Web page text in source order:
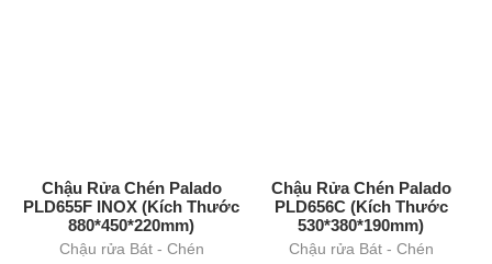
Chậu Rửa Chén Palado
PLD655F INOX (Kích Thước
880*450*220mm)
Chậu rửa Bát - Chén
Chậu Rửa Chén Palado
PLD656C (Kích Thước
530*380*190mm)
Chậu rửa Bát - Chén